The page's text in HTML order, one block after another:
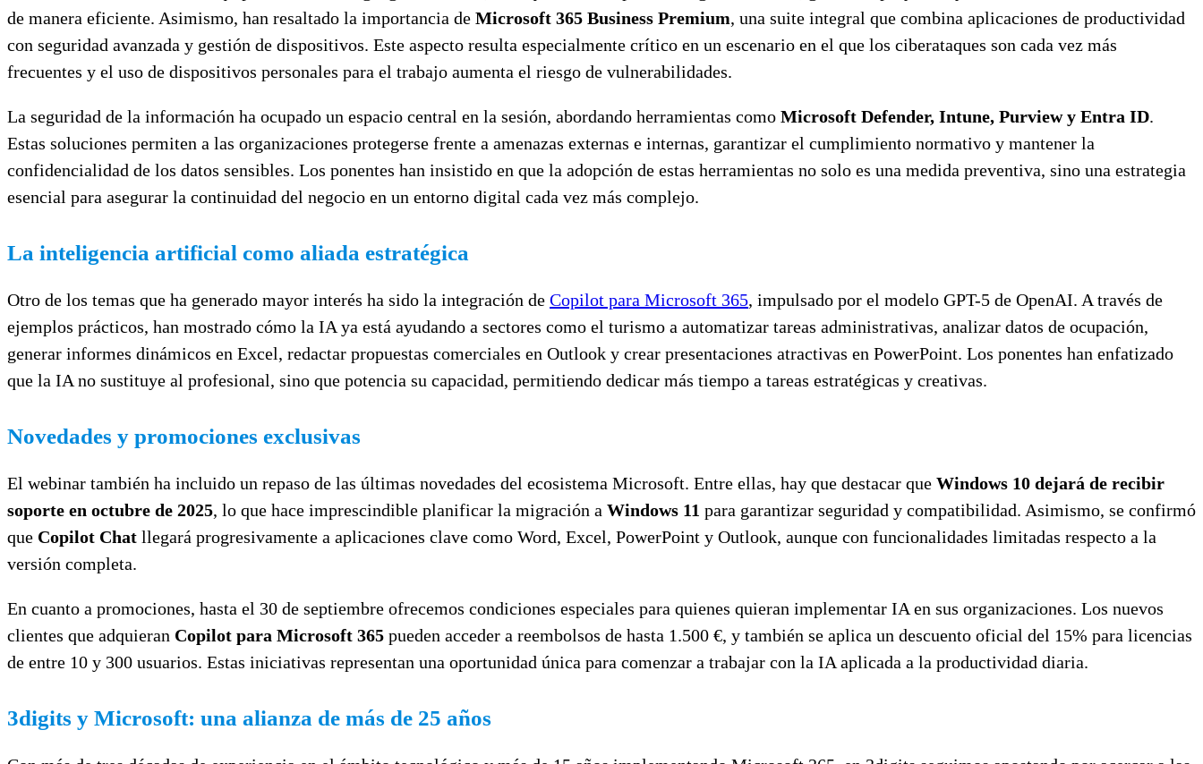
de manera eficiente. Asimismo, han resaltado la importancia de Microsoft 365 Business Premium, una suite integral que combina aplicaciones de productividad
con seguridad avanzada y gestión de dispositivos. Este aspecto resulta especialmente crítico en un escenario en el que los ciberataques son cada vez más
frecuentes y el uso de dispositivos personales para el trabajo aumenta el riesgo de vulnerabilidades.
La seguridad de la información ha ocupado un espacio central en la sesión, abordando herramientas como Microsoft Defender, Intune, Purview y Entra ID.
Estas soluciones permiten a las organizaciones protegerse frente a amenazas externas e internas, garantizar el cumplimiento normativo y mantener la
confidencialidad de los datos sensibles. Los ponentes han insistido en que la adopción de estas herramientas no solo es una medida preventiva, sino una estrategia
esencial para asegurar la continuidad del negocio en un entorno digital cada vez más complejo.
La inteligencia artificial como aliada estratégica
Otro de los temas que ha generado mayor interés ha sido la integración de Copilot para Microsoft 365, impulsado por el modelo GPT-5 de OpenAI. A través de
ejemplos prácticos, han mostrado cómo la IA ya está ayudando a sectores como el turismo a automatizar tareas administrativas, analizar datos de ocupación,
generar informes dinámicos en Excel, redactar propuestas comerciales en Outlook y crear presentaciones atractivas en PowerPoint. Los ponentes han enfatizado
que la IA no sustituye al profesional, sino que potencia su capacidad, permitiendo dedicar más tiempo a tareas estratégicas y creativas.
Novedades y promociones exclusivas
El webinar también ha incluido un repaso de las últimas novedades del ecosistema Microsoft. Entre ellas, hay que destacar que Windows 10 dejará de recibir
soporte en octubre de 2025, lo que hace imprescindible planificar la migración a Windows 11 para garantizar seguridad y compatibilidad. Asimismo, se confirmó
que Copilot Chat llegará progresivamente a aplicaciones clave como Word, Excel, PowerPoint y Outlook, aunque con funcionalidades limitadas respecto a la
versión completa.
En cuanto a promociones, hasta el 30 de septiembre ofrecemos condiciones especiales para quienes quieran implementar IA en sus organizaciones. Los nuevos
clientes que adquieran Copilot para Microsoft 365 pueden acceder a reembolsos de hasta 1.500 €, y también se aplica un descuento oficial del 15% para licencias
de entre 10 y 300 usuarios. Estas iniciativas representan una oportunidad única para comenzar a trabajar con la IA aplicada a la productividad diaria.
3digits y Microsoft: una alianza de más de 25 años